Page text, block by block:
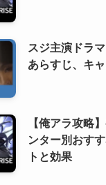
スジ主演ドラ
あらすじ、キ
【俺アラ攻略
ンター別おす
トと効果